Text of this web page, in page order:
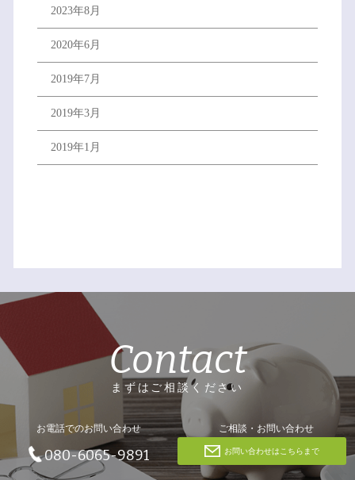
2023年8月
2020年6月
2019年7月
2019年3月
2019年1月
Contact
まずはご相談ください
お電話でのお問い合わせ
080-6065-9891
ご相談・お問い合わせ
お問い合わせはこちらまで